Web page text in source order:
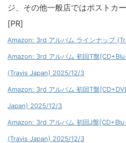
ジ、その他一般店ではポストカー
[PR]
Amazon: 3rd アルバム ラインナップ
Amazon: 3rd アルバム 初回T盤
(Travis Japan) 2025/12/3
Amazon: 3rd アルバム 初回T盤
Japan) 2025/12/3
Amazon: 3rd アルバム 初回J盤
(Travis Japan) 2025/12/3